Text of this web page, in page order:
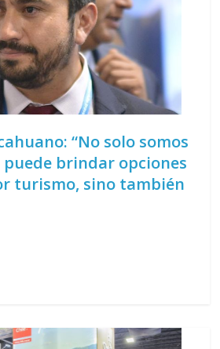
“No solo somos
brindar opciones
turismo, sino también